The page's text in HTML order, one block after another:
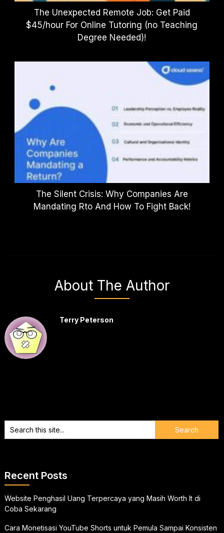
The Unexpected Remote Job: Get Paid
$45/hour For Online Tutoring (no Teaching
Degree Needed)!
The Silent Crisis: Why Companies Are
Mandating Rto And How To Fight Back!
About The Author
Terry Peterson
Recent Posts
Website Penghasil Uang Terpercaya yang Masih Worth It di
Coba Sekarang
Cara Monetisasi YouTube Shorts untuk Pemula Sampai Konsisten